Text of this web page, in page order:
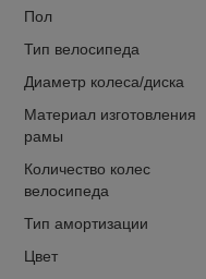
Пол
Тип велосипеда
Диаметр колеса/диска
Материал изготовления
рамы
Количество колес
велосипеда
Тип амортизации
Цвет